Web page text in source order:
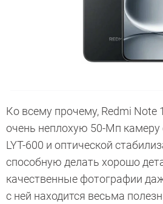
Ко всему прочему, Redmi Note
очень неплохую 50-Мп камеру
LYT-600 и оптической
способную делать хорошо
качественные фотографии
с ней находится весьма